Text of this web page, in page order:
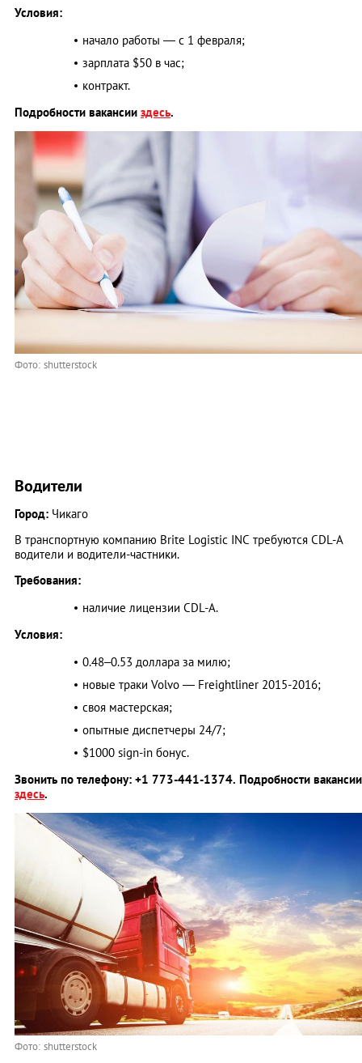
Условия:
начало работы — с 1 февраля;
зарплата $50 в час;
контракт.
Подробности вакансии здесь.
Фото: shutterstock
Водители
Город: Чикаго
В транспортную компанию Brite Logistic INC требуются CDL-A
водители и водители-частники.
Требования:
наличие лицензии CDL-A.
Условия:
0.48–0.53 доллара за милю;
новые траки Volvo — Freightliner 2015-2016;
своя мастерская;
опытные диспетчеры 24/7;
$1000 sign-in бонус.
Звонить по телефону: +1 773-441-1374. Подробности вакансии
здесь.
Фото: shutterstock